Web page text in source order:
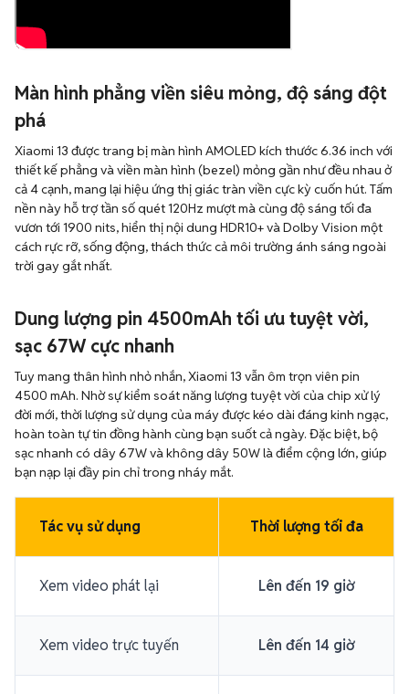
Màn hình phẳng viền siêu mỏng, độ sáng đột
phá
Xiaomi 13 được trang bị màn hình AMOLED kích thước 6.36 inch với
thiết kế phẳng và viền màn hình (bezel) mỏng gần như đều nhau ở
cả 4 cạnh, mang lại hiệu ứng thị giác tràn viền cực kỳ cuốn hút. Tấm
nền này hỗ trợ tần số quét 120Hz mượt mà cùng độ sáng tối đa
vươn tới 1900 nits, hiển thị nội dung HDR10+ và Dolby Vision một
cách rực rỡ, sống động, thách thức cả môi trường ánh sáng ngoài
trời gay gắt nhất.
Dung lượng pin 4500mAh tối ưu tuyệt vời,
sạc 67W cực nhanh
Tuy mang thân hình nhỏ nhắn, Xiaomi 13 vẫn ôm trọn viên pin
4500 mAh. Nhờ sự kiểm soát năng lượng tuyệt vời của chip xử lý
đời mới, thời lượng sử dụng của máy được kéo dài đáng kinh ngạc,
hoàn toàn tự tin đồng hành cùng bạn suốt cả ngày. Đặc biệt, bộ
sạc nhanh có dây 67W và không dây 50W là điểm cộng lớn, giúp
bạn nạp lại đầy pin chỉ trong nháy mắt.
Tác vụ sử dụng Thời lượng tối đa
Xem video phát lại Lên đến 19 giờ
Xem video trực tuyến Lên đến 14 giờ